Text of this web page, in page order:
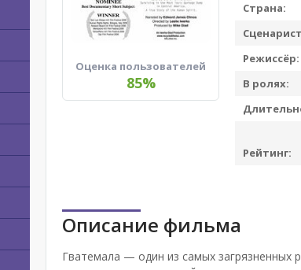
Оценка пользователей
85%
Страна:
Режиссёр:
В ролях:
Рейтинг:
Описание фильма
Гватемала — один из самых